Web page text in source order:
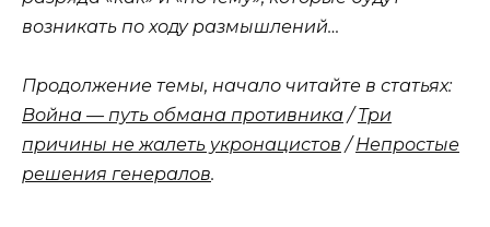
возникать по ходу размышлений…
Продолжение темы, начало читайте в статьях:
Война — путь обмана противника/Три
причины не жалеть укронацистов /Непростые
решения генералов.